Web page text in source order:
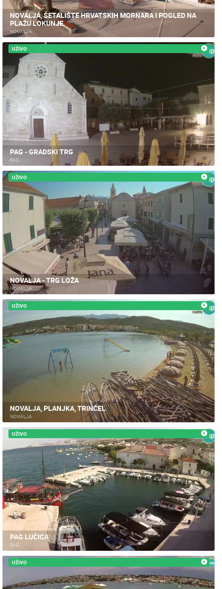
NOVALJA, ŠETALIŠTE HRVATSKIH MORNARA I POGLED NA
PLAŽU LOKUNJE
NOVALJA
UŽIVO
PAG - GRADSKI TRG
PAG
UŽIVO
NOVALJA - TRG LOŽA
NOVALJA
UŽIVO
NOVALJA, PLANJKA, TRINĆEL
NOVALJA
UŽIVO
PAG LUČICA
PAG
UŽIVO